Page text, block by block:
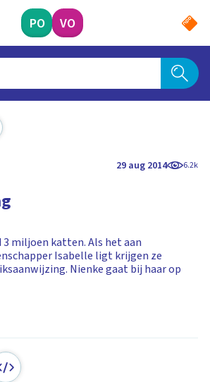
PO VO
29 aug 2014 6.2k
miljoen katten. Als het aan
Isabelle ligt krijgen ze
Nienke gaat bij haar op